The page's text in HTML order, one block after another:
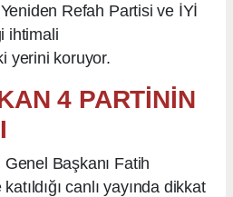
Refah Partisi ve İYİ
ihtimali
yerini koruyor.
4 PARTİNİN
Başkanı Fatih
canlı yayında dikkat